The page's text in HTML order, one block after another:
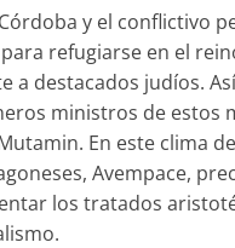
y el conflictivo
refugiarse en el
a destacados judíos.
ministros de estos
En este clima
Avempace,
los tratados